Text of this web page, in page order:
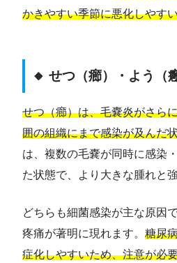
かきやすい季節に悪化しやす
🔸 せつ（癤）・よう（
せつ（癤）は、毛嚢炎がさら
囲の組織にまで感染が及んだ
は、複数の毛嚢が同時に感染
た状態で、より大きな腫れと
どちらも細菌感染が主な原因
疼痛が著明に現れます。 糖尿
症化しやすいため、注意が必